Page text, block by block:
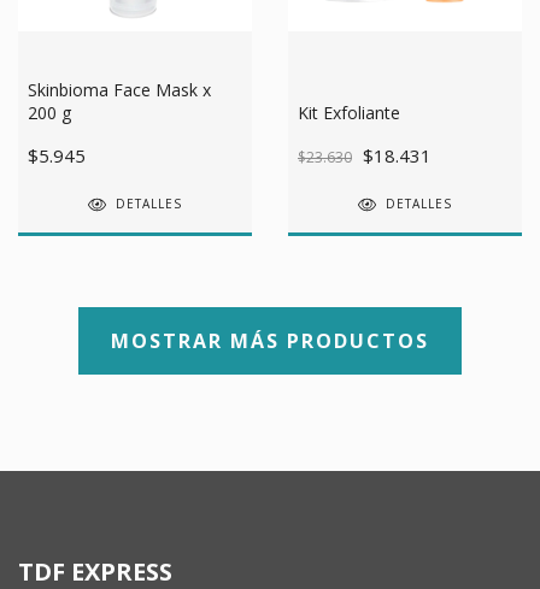
Skinbioma Face Mask x
200 g
$5.945
DETALLES
Kit Exfoliante
$23.630 $18.431
DETALLES
MOSTRAR MÁS PRODUCTOS
TDF EXPRESS